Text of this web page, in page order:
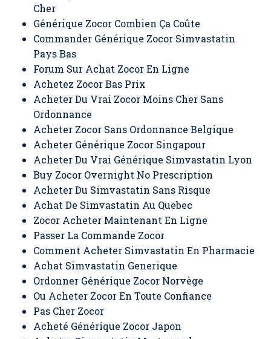
Cher
Générique Zocor Combien Ça Coûte
Commander Générique Zocor Simvastatin
Pays Bas
Forum Sur Achat Zocor En Ligne
Achetez Zocor Bas Prix
Acheter Du Vrai Zocor Moins Cher Sans
Ordonnance
Acheter Zocor Sans Ordonnance Belgique
Acheter Générique Zocor Singapour
Acheter Du Vrai Générique Simvastatin Lyon
Buy Zocor Overnight No Prescription
Acheter Du Simvastatin Sans Risque
Achat De Simvastatin Au Quebec
Zocor Acheter Maintenant En Ligne
Passer La Commande Zocor
Comment Acheter Simvastatin En Pharmacie
Achat Simvastatin Generique
Ordonner Générique Zocor Norvège
Ou Acheter Zocor En Toute Confiance
Pas Cher Zocor
Acheté Générique Zocor Japon